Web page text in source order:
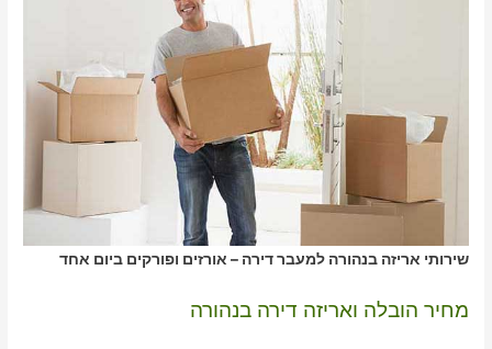
שירותי אריזה בנהורה למעבר דירה – אורזים ופורקים ביום אחד
מחיר הובלה ואריזה דירה בנהורה